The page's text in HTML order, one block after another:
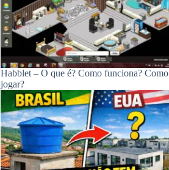
Habblet – O que é? Como funciona? Como
jogar?